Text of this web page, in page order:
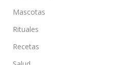
Mascotas
Rituales
Recetas